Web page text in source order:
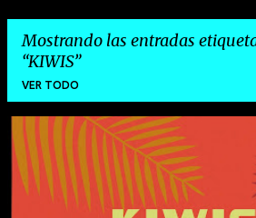
Mostrando las entradas
KIWIS
VER TODO
E